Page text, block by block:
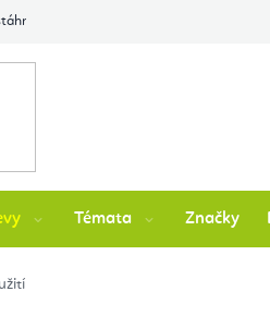
Témata Značky